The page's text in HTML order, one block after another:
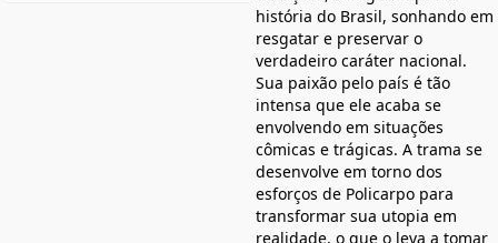
história do Brasil, sonhando em
resgatar e preservar o
verdadeiro caráter nacional.
Sua paixão pelo país é tão
intensa que ele acaba se
envolvendo em situações
cômicas e trágicas. A trama se
desenvolve em torno dos
esforços de Policarpo para
transformar sua utopia em
realidade, o que o leva a tomar